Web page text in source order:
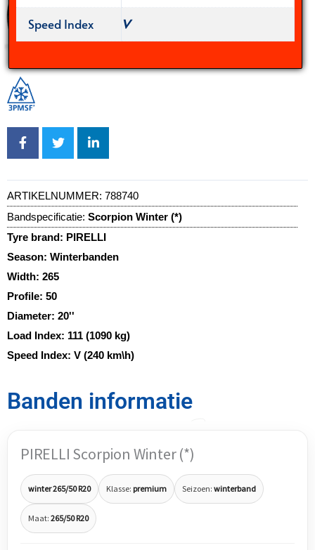
Speed Index
V
ARTIKELNUMMER: 788740
Bandspecificatie: Scorpion Winter (*)
Tyre brand: PIRELLI
Season: Winterbanden
Width: 265
Profile: 50
Diameter: 20''
Load Index: 111 (1090 kg)
Speed Index: V (240 km\h)
Banden informatie
PIRELLI Scorpion Winter (*)
winter 265/50 R20 Klasse: premium Seizoen: winterband
Maat: 265/50 R20